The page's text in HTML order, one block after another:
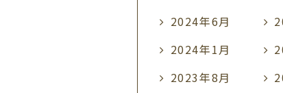
2024年6月
2024年1月
2023年8月